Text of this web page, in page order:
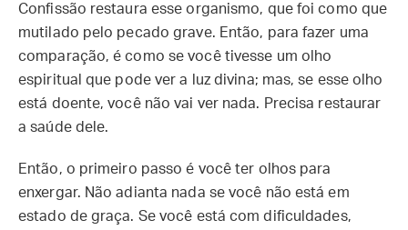
Confissão restaura esse organismo, que foi como que
mutilado pelo pecado grave. Então, para fazer uma
comparação, é como se você tivesse um olho
espiritual que pode ver a luz divina; mas, se esse olho
está doente, você não vai ver nada. Precisa restaurar
a saúde dele.
Então, o primeiro passo é você ter olhos para
enxergar. Não adianta nada se você não está em
estado de graça. Se você está com dificuldades,